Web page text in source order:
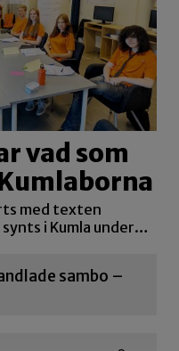
vad som
med texten
i Kumla under…
sambo –